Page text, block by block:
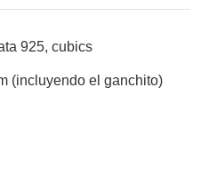
925, cubics
(incluyendo el ganchito)